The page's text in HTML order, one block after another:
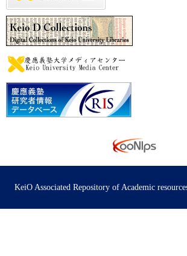
KeiO Associated Repository of Academic